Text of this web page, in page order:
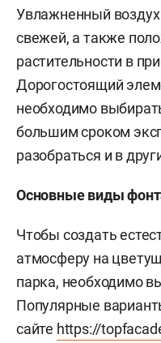
Увлажненный
свежей, а также
растительности в
Дорогостоящий
необходимо
большим сроком
разобраться и в
Основные виды
Чтобы создать
атмосферу на
парка, необходимо
Популярные
сайте https://